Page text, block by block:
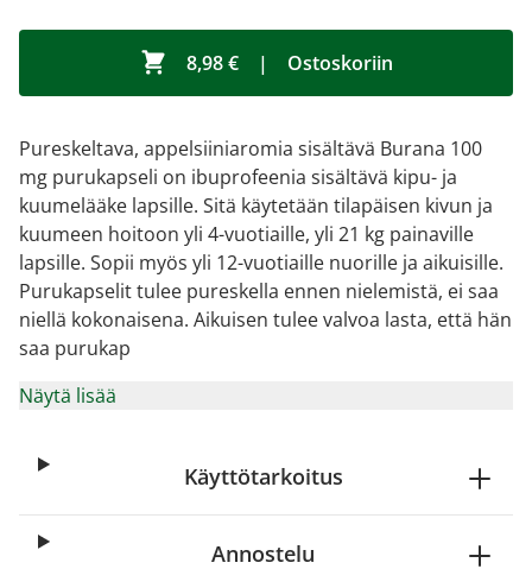
8,98 € | Ostoskoriin
Pureskeltava, appelsiiniaromia sisältävä Burana 100
mg purukapseli on ibuprofeenia sisältävä kipu- ja
kuumelääke lapsille. Sitä käytetään tilapäisen kivun ja
kuumeen hoitoon yli 4-vuotiaille, yli 21 kg painaville
lapsille. Sopii myös yli 12-vuotiaille nuorille ja aikuisille.
Purukapselit tulee pureskella ennen nielemistä, ei saa
niellä kokonaisena. Aikuisen tulee valvoa lasta, että hän
saa purukap
Näytä lisää
Käyttötarkoitus
Annostelu